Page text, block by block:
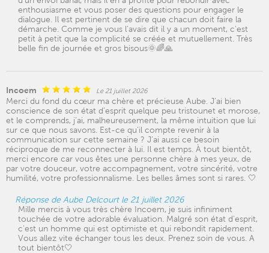
enthousiasme et vous poser des questions pour engager le
dialogue. Il est pertinent de se dire que chacun doit faire la
démarche. Comme je vous l'avais dit il y a un moment, c'est
petit à petit que la complicité se créée et mutuellement. Très
belle fin de journée et gros bisous🌞🌈🙏
Incoem Le 21 juillet 2026
Merci du fond du cœur ma chère et précieuse Aube. J’ai bien
conscience de son état d’esprit quelque peu tristounet et morose,
et le comprends, j’ai, malheureusement, la même intuition que lui
sur ce que nous savons. Est-ce qu’il compte revenir à la
communication sur cette semaine ? J’ai aussi ce besoin
réciproque de me reconnecter à lui. Il est temps. À tout bientôt,
merci encore car vous êtes une personne chère à mes yeux, de
par votre douceur, votre accompagnement, votre sincérité, votre
humilité, votre professionnalisme. Les belles âmes sont si rares. 🤍
Réponse de Aube Delcourt le 21 juillet 2026
Mille mercis à vous très chère Incoem, je suis infiniment
touchée de votre adorable évaluation. Malgré son état d'esprit,
c'est un homme qui est optimiste et qui rebondit rapidement.
Vous allez vite échanger tous les deux. Prenez soin de vous. A
tout bientôt🤍